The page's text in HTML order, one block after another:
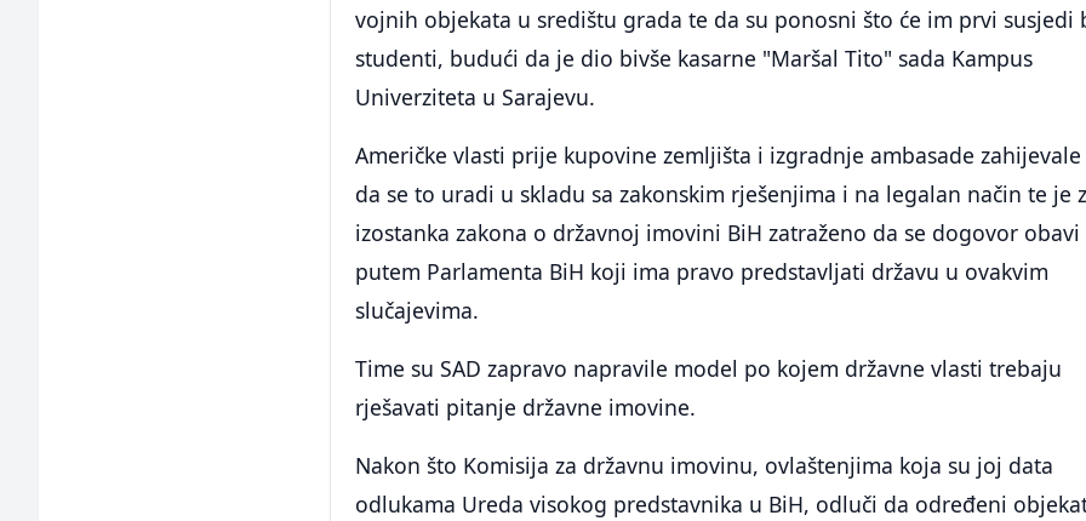
vojnih objekata u središtu grada te da su ponosni što će im prvi susjedi
studenti, budući da je dio bivše kasarne "Maršal Tito" sada Kampus
Univerziteta u Sarajevu.
Američke vlasti prije kupovine zemljišta i izgradnje ambasade zahijevale
da se to uradi u skladu sa zakonskim rješenjima i na legalan način te je
izostanka zakona o državnoj imovini BiH zatraženo da se dogovor obavi
putem Parlamenta BiH koji ima pravo predstavljati državu u ovakvim
slučajevima.
Time su SAD zapravo napravile model po kojem državne vlasti trebaju
rješavati pitanje državne imovine.
Nakon što Komisija za državnu imovinu, ovlaštenjima koja su joj data
odlukama Ureda visokog predstavnika u BiH, odluči da određeni